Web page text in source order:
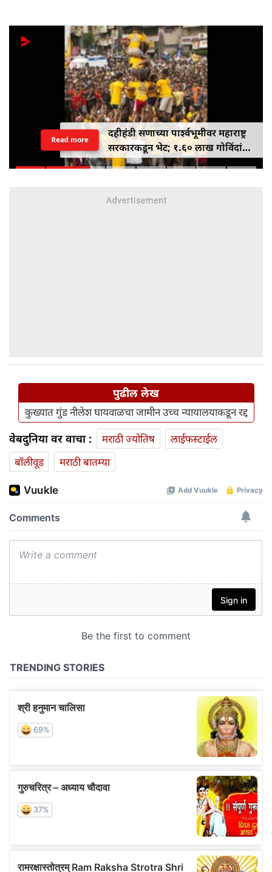
दहीहंडी सणाच्या पार्श्वभूमीवर महाराष्ट्र
सरकारकडून भेट; १.६० लाख गोविंदांना
१० लाख रुपयांपर्यंतचे विमा संरक्षण
Read more
पुढील लेख
कुख्यात गुंड नीलेश घायवाळचा जामीन उच्च न्यायालयाकडून रद्द
वेबदुनिया वर वाचा : मराठी ज्योतिष
लाईफस्टाईल
बॉलीवूड
मराठी बातम्या